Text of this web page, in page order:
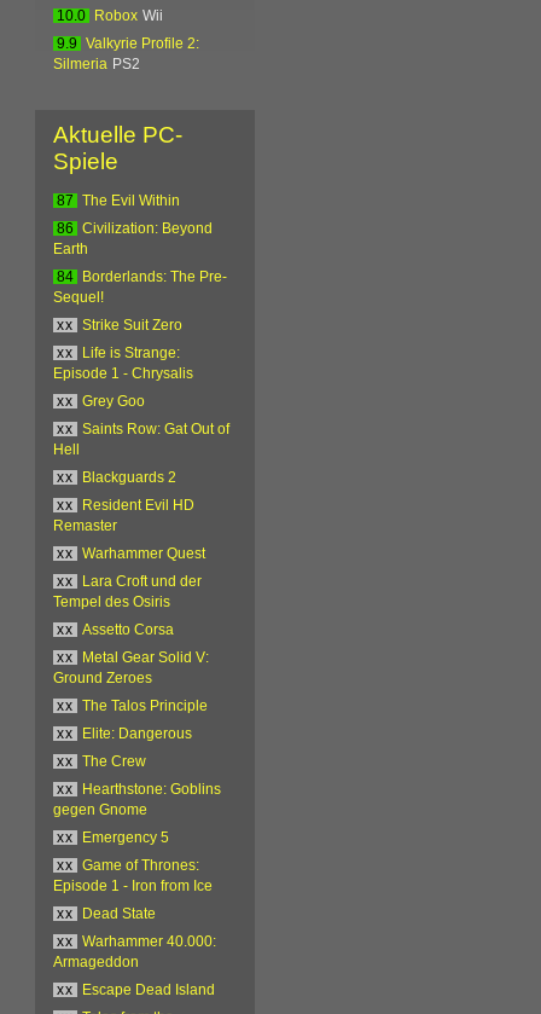
10.0
Robox Wii
9.9
Valkyrie Profile 2:
Silmeria PS2
Aktuelle PC-
Spiele
87
The Evil Within
86
Civilization: Beyond
Earth
84
Borderlands: The Pre-
Sequel!
xx
Strike Suit Zero
xx
Life is Strange:
Episode 1 - Chrysalis
xx
Grey Goo
xx
Saints Row: Gat Out of
Hell
xx
Blackguards 2
xx
Resident Evil HD
Remaster
xx
Warhammer Quest
xx
Lara Croft und der
Tempel des Osiris
xx
Assetto Corsa
xx
Metal Gear Solid V:
Ground Zeroes
xx
The Talos Principle
xx
Elite: Dangerous
xx
The Crew
xx
Hearthstone: Goblins
gegen Gnome
xx
Emergency 5
xx
Game of Thrones:
Episode 1 - Iron from Ice
xx
Dead State
xx
Warhammer 40.000:
Armageddon
xx
Escape Dead Island